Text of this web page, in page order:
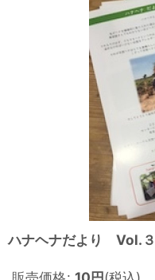
ハナヘナだより Vol.３